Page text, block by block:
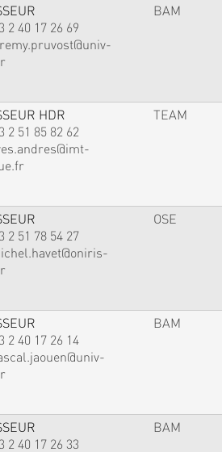
2 40 17 26 69
BAM
HDR
2 51 85 82 62
TEAM
2 51 78 54 27
OSE
2 40 17 26 14
BAM
2 40 17 26 33
BAM